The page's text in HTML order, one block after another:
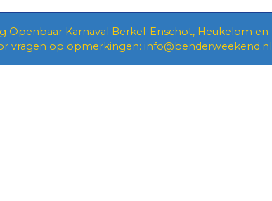
Openbaar Karnaval Berkel-Enschot, Heukelom en
vragen op opmerkingen: info@benderweekend.nl